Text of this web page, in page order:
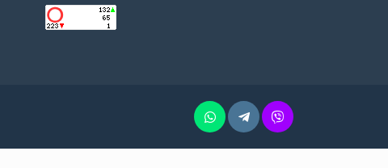
WhatsappTelegramVber